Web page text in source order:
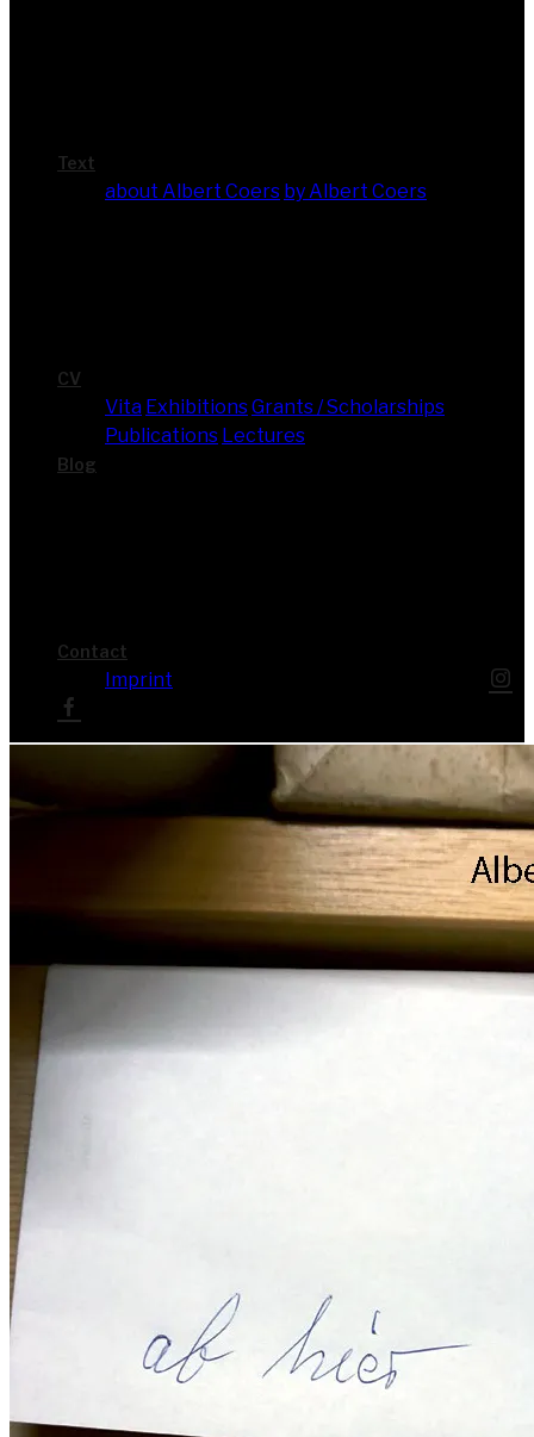
Text
about Albert Coers by Albert Coers
CV
Vita Exhi­bi­ti­onsGrants / Scholarships
Publi­ca­ti­ons Lec­tures
Blog
Cont­act
Imprint